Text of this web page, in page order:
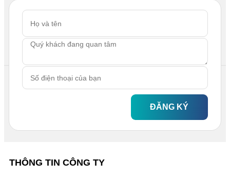
ĐĂNG KÝ
THÔNG TIN CÔNG TY